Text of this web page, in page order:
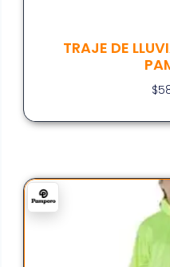
TRAJE DE
$